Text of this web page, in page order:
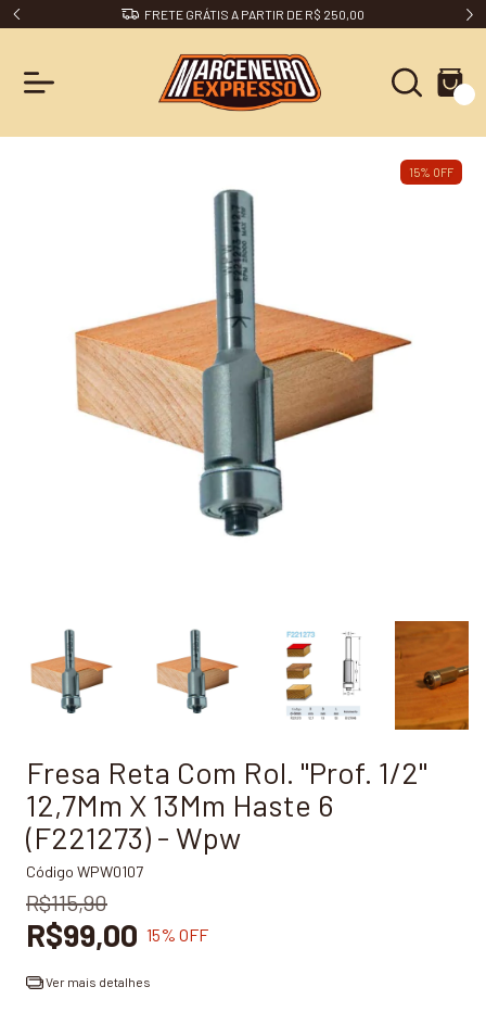
FRETE GRÁTIS A PARTIR DE R$ 250,00
15% OFF
Fresa Reta Com Rol. "Prof. 1/2"
12,7Mm X 13Mm Haste 6
(F221273) - Wpw
Código WPW0107
R$115,90
R$99,00 15% OFF
Ver mais detalhes